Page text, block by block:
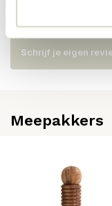
Schrijf je eigen
Meepakkers